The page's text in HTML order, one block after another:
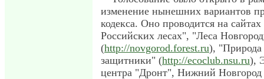
изменение нынешних вариантов
кодекса. Оно проводится на
Российских лесах", "Леса
(http://novgorod.forest.ru),
защитники" (http://ecoclub.nsu.ru),
центра "Дронт", Нижний Новгород